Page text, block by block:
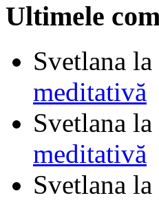
Ultimele
Svetlana la
meditativă
Svetlana la
meditativă
Svetlana la